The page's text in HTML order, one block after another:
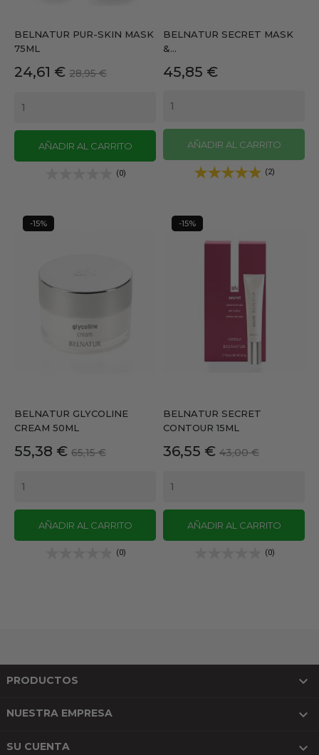
BELNATUR PUR-SKIN MASK
75ML
Precio
24,61 € Precio
28,95 €
AÑADIR AL CARRITO
(0)
BELNATUR SECRET MASK
&...
Precio
45,85 €
AÑADIR AL CARRITO
(2)
BELNATUR GLYCOLINE
CREAM 50ML
Precio
55,38 € Precio
65,15 €
AÑADIR AL CARRITO
(0)
-15%
BELNATUR SECRET
CONTOUR 15ML
Precio
36,55 € Precio
43,00 €
AÑADIR AL CARRITO
(0)
-15%
PRODUCTOS 
NUESTRA EMPRESA 
SU CUENTA 